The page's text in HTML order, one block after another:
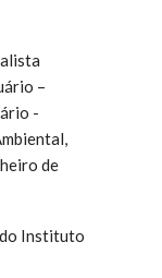
–
-
de
do Instituto